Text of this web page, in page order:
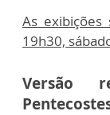
As exibições
19h30,
Versão